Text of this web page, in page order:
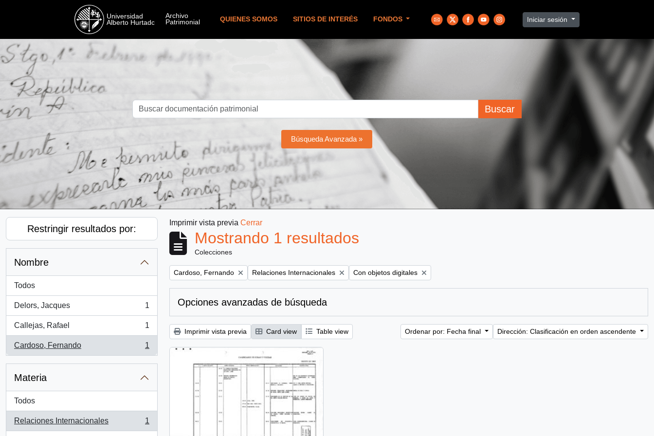
QUIENES SOMOS SITIOS DE INTERÉS FONDOS Iniciar sesión
Buscar
Búsqueda Avanzada »
Restringir resultados por:
Nombre
Todos
Delors, Jacques
, 1 resultados
1
Callejas, Rafael
, 1 resultados
1
Cardoso, Fernando
, 1 resultados
1
Materia
Todos
Relaciones Internacionales
, 1 resultados
1
Imprimir vista previa Cerrar
Mostrando 1 resultados
Colecciones
Remove filter:
Cardoso, Fernando Remove filter:
Relaciones Internacionales Remove filter:
Con objetos digitales
Opciones avanzadas de búsqueda
Imprimir vista previa Card view Table view Ordenar por: Fecha final Dirección: Clasificación en orden ascendente